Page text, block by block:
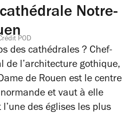
Notre-
POD
des cathédrales ? Chef-
de l’architecture gothique,
de Rouen est le centre
et vaut à elle
l’une des églises les plus